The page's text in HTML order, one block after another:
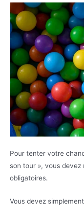
Pour tenter votre
son tour », vous
obligatoires.
Vous devez simplement